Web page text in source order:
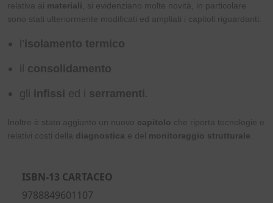
relativa ai materiali , si evidenziano molte novità, in particolare
sono stati ulteriormente modificati ed ampliati i capitoli riguardanti:
isolamento termico
consolidamento
gli
infissi ed i serramenti.
Inoltre è stato aggiunto un nuovo capitolo che riporta tecnologie e
relativi costi della diagnostica e del monitoraggio strutturale
ISBN-13 CARTACEO
9788849601107